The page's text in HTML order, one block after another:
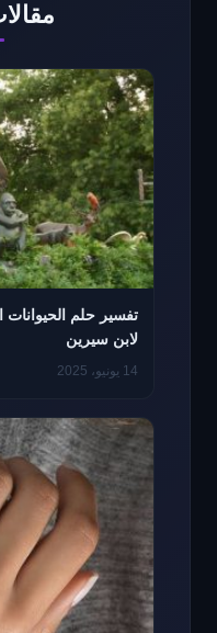
تفسير حلم الحيوانات
لابن سيرين
14 يونيو، 2025